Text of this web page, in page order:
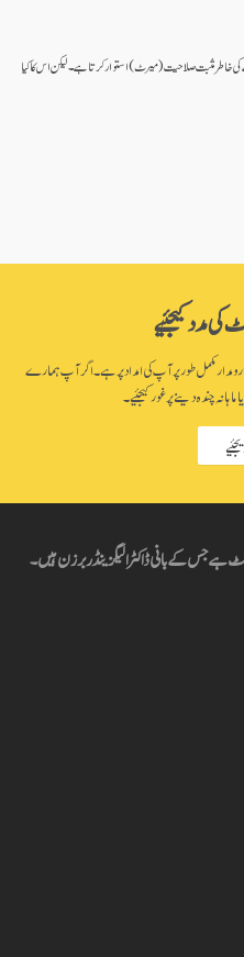
خاطر مثبت صلاحیت (میرٹ) استوار کرتا ہے۔ لیکن اس کا کیا
مدد کیجئیے
مکمل طور پر آپ کی امداد پر ہے۔ اگر آپ ہمارے
چندہ دینے پر غور کیجئیے۔
ہے جس کے بانی ڈاکٹر الیگزینڈر برزن ہیں۔